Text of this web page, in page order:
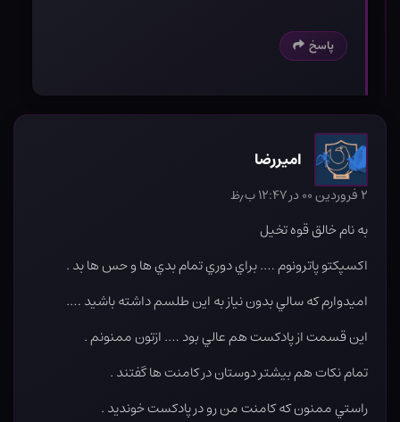
پاسخ
اميررضا
۲ فروردین ۰۰ در ۱۲:۴۷ ب٫ظ
به نام خالق قوه تخيل
اكسپكتو پاترونوم …. براي دوري تمام بدي ها و حس ها بد .
اميدوارم كه سالي بدون نياز به اين طلسم داشته باشيد ….
اين قسمت از پادكست هم عالي بود …. ازتون ممنونم .
تمام نكات هم بيشتر دوستان در كامنت ها گفتند .
راستي ممنون كه كامنت من رو در پادكست خونديد .